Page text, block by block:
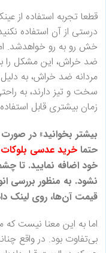
قطعا تجربه استفاده از
درستی از آن استفاده
خش رو به رو خواهدشد.
ضد خراش، این مشکل را
مردانه ضد خراش، به
سخت و تیز دارند، به
زمان بیشتری قابل
بیشتر بخوانید» در صورت
حتما خرید عدسی
خود اضافه نمایید. تا
نشود. به منظور بررسی
قیمت آن‌ها، روی لینک
اما به این معنا نیست
بی‌تفاوت بود. در واقع